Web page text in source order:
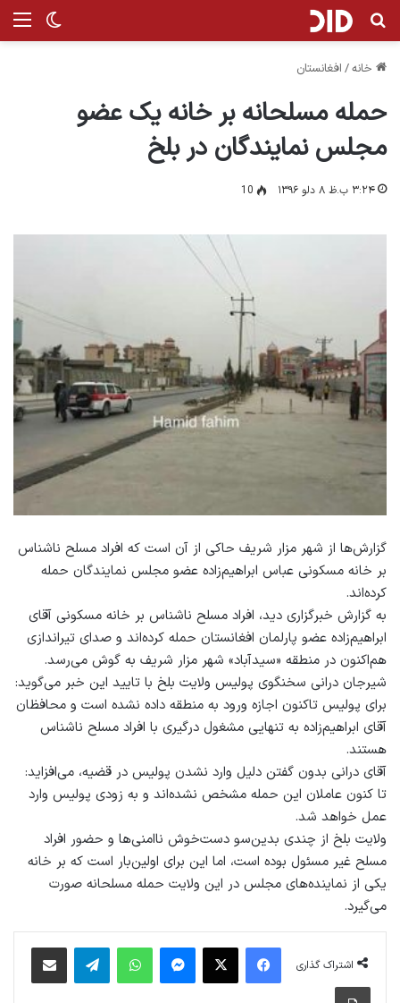
تغییر جستجو برای
خانه/ افغانستان
حمله مسلحانه بر خانه یک عضو
مجلس نمایندگان در بلخ
۳:۲۴ ب.ظ ۸ دلو ۱۳۹۶ 10
گزارش‌ها از شهر مزار شریف حاکی از آن است که افراد مسلح ناشناس
بر خانه مسکونی عباس ابراهیم‌زاده عضو مجلس نمایندگان حمله
کرده‌اند.
به گزارش خبرگزاری دید، افراد مسلح ناشناس بر خانه مسکونی آقای
ابراهیم‌زاده عضو پارلمان افغانستان حمله کرده‌اند و صدای تیراندازی
هم‌اکنون در منطقه «سیدآباد» شهر مزار شریف به گوش می‌رسد.
شیرجان درانی سخنگوی پولیس ولایت بلخ با تایید این خبر می‌گوید:
برای پولیس تاکنون اجازه ورود به منطقه داده نشده است و محافظان
آقای ابراهیم‌زاده به تنهایی مشغول درگیری با افراد مسلح ناشناس
هستند.
آقای درانی بدون گفتن دلیل وارد نشدن پولیس در قضیه، می‌افزاید:
تا کنون عاملان این حمله مشخص نشده‌اند و به زودی پولیس وارد
عمل خواهد شد.
ولایت بلخ از چندی بدین‌سو دست‌خوش ناامنی‌ها و حضور افراد
مسلح غیر مسئول بوده است، اما این برای اولین‌بار است که بر خانه‌
یکی از نماینده‌های مجلس در این ولایت حمله مسلحانه صورت
می‌گیرد.
اشتراک گذاری
فیس بوک پیام رسان واتس آپ